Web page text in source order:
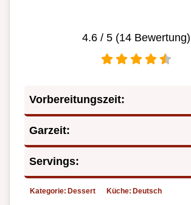
4.6 / 5 (14 Bewertung)
Vorbereitungszeit:
Garzeit:
Servings:
Kategorie: Dessert Küche: Deutsch